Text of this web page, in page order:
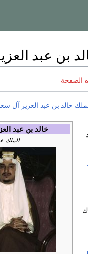
المحتويات
بن عبد
الصفحة
خالد بن عبد العزيز آل
خالد بن عبد
الملك